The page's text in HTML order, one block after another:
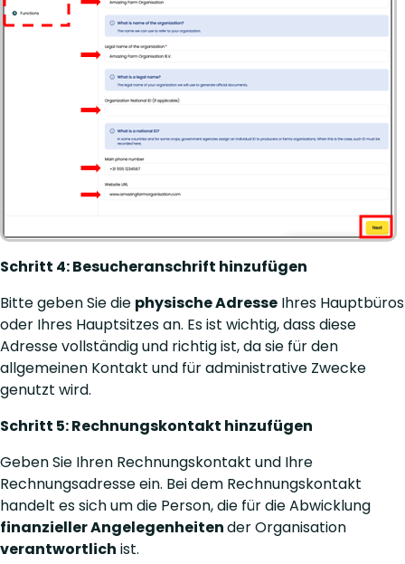
Schritt 4: Besucheranschrift hinzufügen
Bitte geben Sie die physische Adresse Ihres Hauptbüros
oder Ihres Hauptsitzes an. Es ist wichtig, dass diese
Adresse vollständig und richtig ist, da sie für den
allgemeinen Kontakt und für administrative Zwecke
genutzt wird.
Schritt 5: Rechnungskontakt hinzufügen
Geben Sie Ihren Rechnungskontakt und Ihre
Rechnungsadresse ein. Bei dem Rechnungskontakt
handelt es sich um die Person, die für die Abwicklung
finanzieller Angelegenheitender Organisation
verantwortlich ist.